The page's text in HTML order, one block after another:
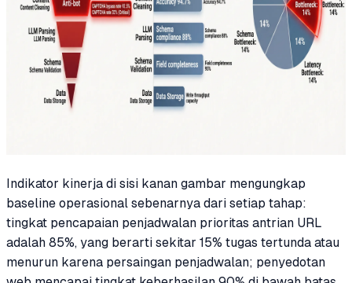
Indikator kinerja di sisi kanan gambar mengungkap
baseline operasional sebenarnya dari setiap tahap:
tingkat pencapaian penjadwalan prioritas antrian URL
adalah 85%, yang berarti sekitar 15% tugas tertunda atau
menurun karena persaingan penjadwalan; penyedotan